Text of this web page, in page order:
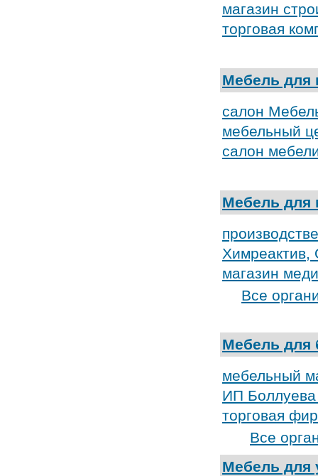
магазин
торговая
Мебель для
салон
мебельный
салон
Мебель для
магазин
Все
Мебель для
мебельный
ИП Боллуева
торговая
Все
Мебель для